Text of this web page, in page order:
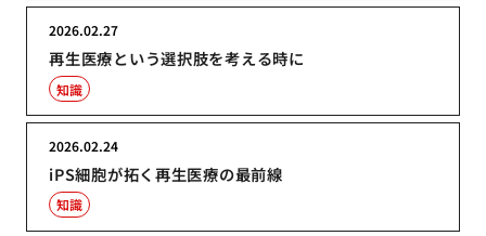
再生医療という選択肢を考える時に
2026.02.27
知識
iPS細胞が拓く再生医療の最前線
2026.02.24
知識